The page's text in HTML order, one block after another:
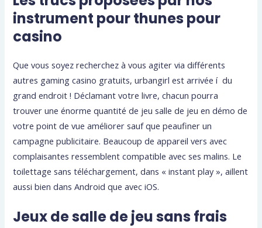
instrument pour thunes pour
casino
Que vous soyez recherchez à vous agiter via différents
autres gaming casino gratuits, urbangirl est arrivée í du
grand endroit ! Déclamant votre livre, chacun pourra
trouver une énorme quantité de jeu salle de jeu en démo de
votre point de vue améliorer sauf que peaufiner un
campagne publicitaire. Beaucoup de appareil vers avec
complaisantes ressemblent compatible avec ses malins. Le
toilettage sans téléchargement, dans « instant play », aillent
aussi bien dans Android que avec iOS.
Jeux de salle de jeu sans frais